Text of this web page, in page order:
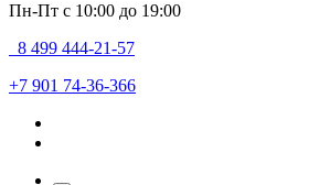
Пн-Пт с 10:00 до 19:00
8 499 444-21-57
+7 901 74-36-366